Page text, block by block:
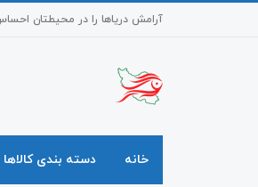
آرامش دریاها را در محیطتان
خانه دسته بندی کالاها